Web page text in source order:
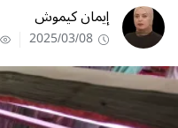
إيمان كيموش
2025/03/08